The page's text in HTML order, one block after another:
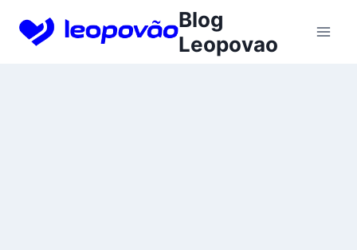
Blog
Leopovao